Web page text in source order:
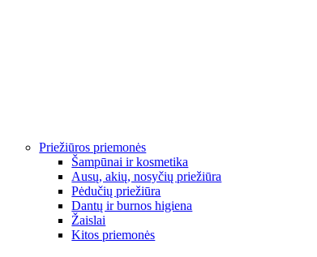
Priežiūros priemonės
Šampūnai ir kosmetika
Ausų, akių, nosyčių priežiūra
Pėdučių priežiūra
Dantų ir burnos higiena
Žaislai
Kitos priemonės